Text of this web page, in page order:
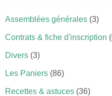
Assemblées générales (3)
Contrats & fiche d'inscription
Divers (3)
Les Paniers (86)
Recettes & astuces (36)